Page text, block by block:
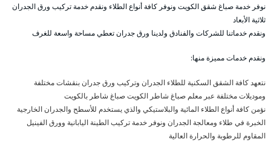
نوفر خدمة صباغ شقق الكويت ونوفر كافة أنواع الطلاء ونقدم خدمة تركيب ورق الجدران
ثلاثية الأبعاد
ونقدم خدماتنا للشركات والفنادق ولدينا ورق جدران تعطي مساحة واسعة للغرف
ونقدم خدمات مميزة منها:
نتعهد كافة الشقق السكنية للطلاء الجدران وتركيب ورق جدران بنقشات مختلفة
وموديلات مختلفة عبر معلم صباغ شاطر الكويت صباغ شاطر بالكويت
نؤمن كافة أنواع الطلاء المائية والبلاستيكي والذي يستخدم للأسطح والجدران الخارجية
الخبرة في طلاء ومعالجة الجدران ونوفر خدمة تركيب الطينة اليابانية وورق الفينيل
المقاوم للرطوبة والحرارة العالية